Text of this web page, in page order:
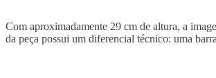
Com aproximadamente 29 cm de altura, a
da peça possui um diferencial técnico: uma